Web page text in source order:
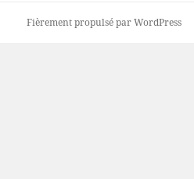
Fièrement propulsé par WordPress